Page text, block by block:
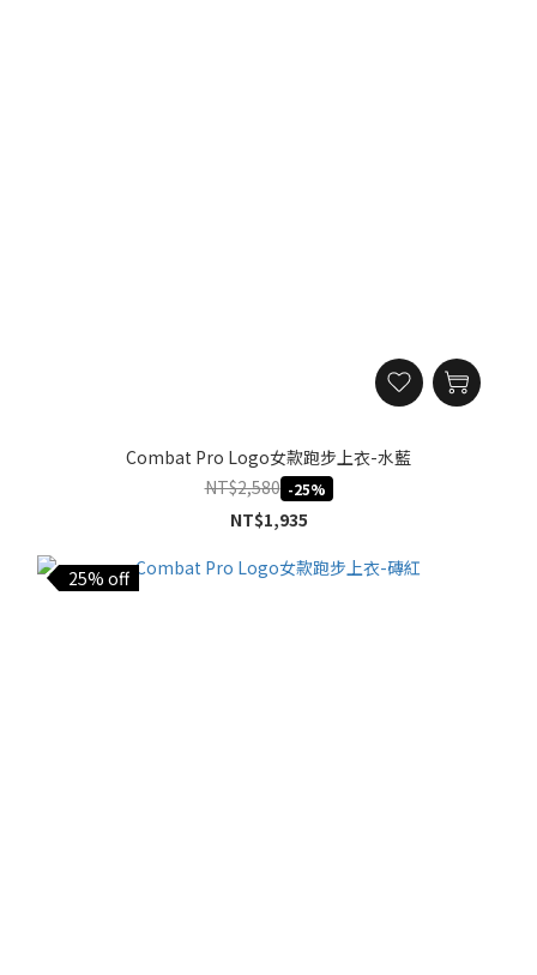
Combat Pro Logo女款跑步上衣-水藍
NT$2,580 -25%
NT$1,935
25% off